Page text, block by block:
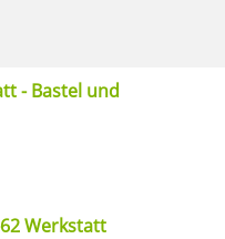
- Bastel und
Werkstatt